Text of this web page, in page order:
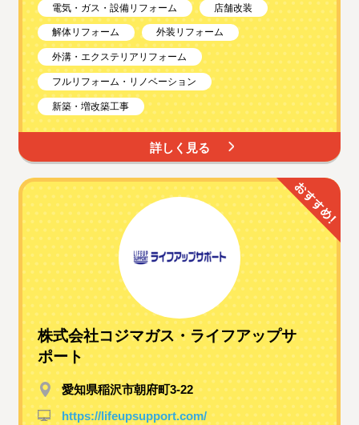
電気・ガス・設備リフォーム 店舗改装
解体リフォーム 外装リフォーム
外溝・エクステリアリフォーム
フルリフォーム・リノベーション
新築・増改築工事
詳しく見る
株式会社コジマガス・ライフアップサ
ポート
愛知県稲沢市朝府町3-22
https://lifeupsupport.com/